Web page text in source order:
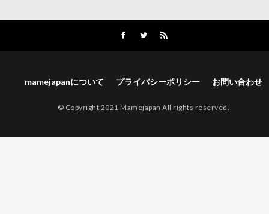
mamejapanについて プライバシーポリシー お問い合わせ
© Copyright 2021 Mamejapan All rights reserved.